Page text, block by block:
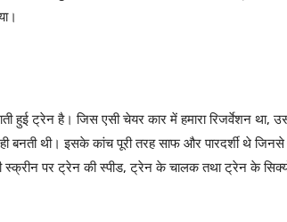
हुई ट्रेन है। जिस एसी चेयर कार में हमारा रिजर्वेशन था,
बनती थी। इसके कांच पूरी तरह साफ और पारदर्शी थे जिनसे
स्क्रीन पर ट्रेन की स्पीड, ट्रेन के चालक तथा ट्रेन के